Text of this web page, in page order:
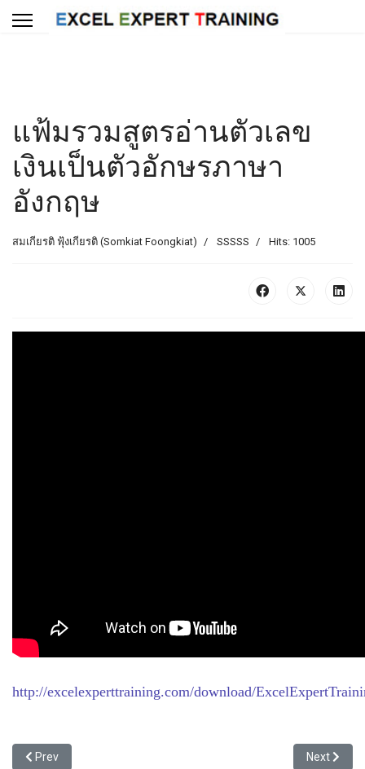
แฟ้มรวมสูตรอ่านตัวเลข
เงินเป็นตัวอักษรภาษา
อังกฤษ
สมเกียรติ ฟุ้งเกียรติ (Somkiat Foongkiat) SSSSS Hits: 1005
http://excelexperttraining.com/download/
Previous article: ระบบ Excel ที่จะช่วยทำให้ใช้ Excel ทำงานได้สะดว
Prev Next
Next